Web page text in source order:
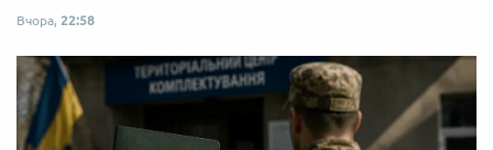
Вчора, 22:58